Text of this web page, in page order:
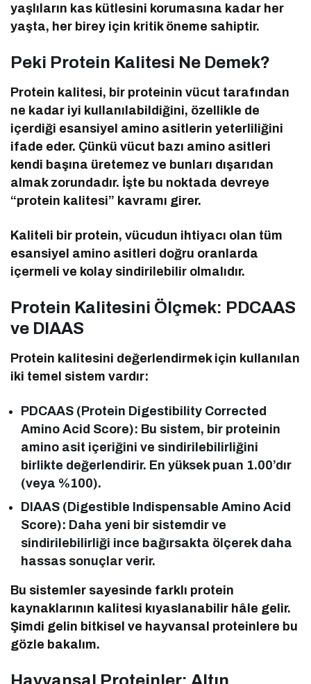
yaşlıların kas kütlesini korumasına kadar her
yaşta, her birey için kritik öneme sahiptir.
Peki Protein Kalitesi Ne Demek?
Protein kalitesi, bir proteinin vücut tarafından
ne kadar iyi kullanılabildiğini, özellikle de
içerdiği esansiyel amino asitlerin yeterliliğini
ifade eder. Çünkü vücut bazı amino asitleri
kendi başına üretemez ve bunları dışarıdan
almak zorundadır. İşte bu noktada devreye
“protein kalitesi” kavramı girer.
Kaliteli bir protein, vücudun ihtiyacı olan tüm
esansiyel amino asitleri doğru oranlarda
içermeli ve kolay sindirilebilir olmalıdır.
Protein Kalitesini Ölçmek: PDCAAS
ve DIAAS
Protein kalitesini değerlendirmek için kullanılan
iki temel sistem vardır:
PDCAAS (Protein Digestibility Corrected
Amino Acid Score): Bu sistem, bir proteinin
amino asit içeriğini ve sindirilebilirliğini
birlikte değerlendirir. En yüksek puan 1.00’dır
(veya %100).
DIAAS (Digestible Indispensable Amino Acid
Score): Daha yeni bir sistemdir ve
sindirilebilirliği ince bağırsakta ölçerek daha
hassas sonuçlar verir.
Bu sistemler sayesinde farklı protein
kaynaklarının kalitesi kıyaslanabilir hâle gelir.
Şimdi gelin bitkisel ve hayvansal proteinlere bu
gözle bakalım.